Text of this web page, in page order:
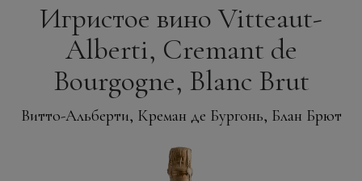
Игристое вино Vitteaut-
Alberti, Cremant de
Bourgogne, Blanc Brut
Витто-Альберти, Креман де Бургонь, Блан Брют